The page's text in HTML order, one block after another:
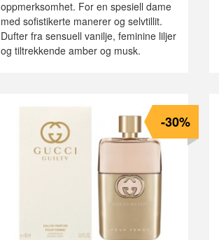
oppmerksomhet. For en spesiell dame
med sofistikerte manerer og selvtillit.
Dufter fra sensuell vanilje, feminine liljer
og tiltrekkende amber og musk.
-30%